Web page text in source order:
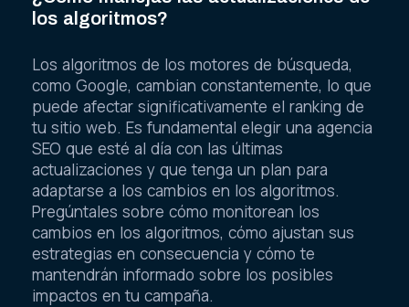
los algoritmos?
Los algoritmos de los motores de búsqueda,
como Google, cambian constantemente, lo que
puede afectar significativamente el ranking de
tu sitio web. Es fundamental elegir una agencia
SEO que esté al día con las últimas
actualizaciones y que tenga un plan para
adaptarse a los cambios en los algoritmos.
Pregúntales sobre cómo monitorean los
cambios en los algoritmos, cómo ajustan sus
estrategias en consecuencia y cómo te
mantendrán informado sobre los posibles
impactos en tu campaña.